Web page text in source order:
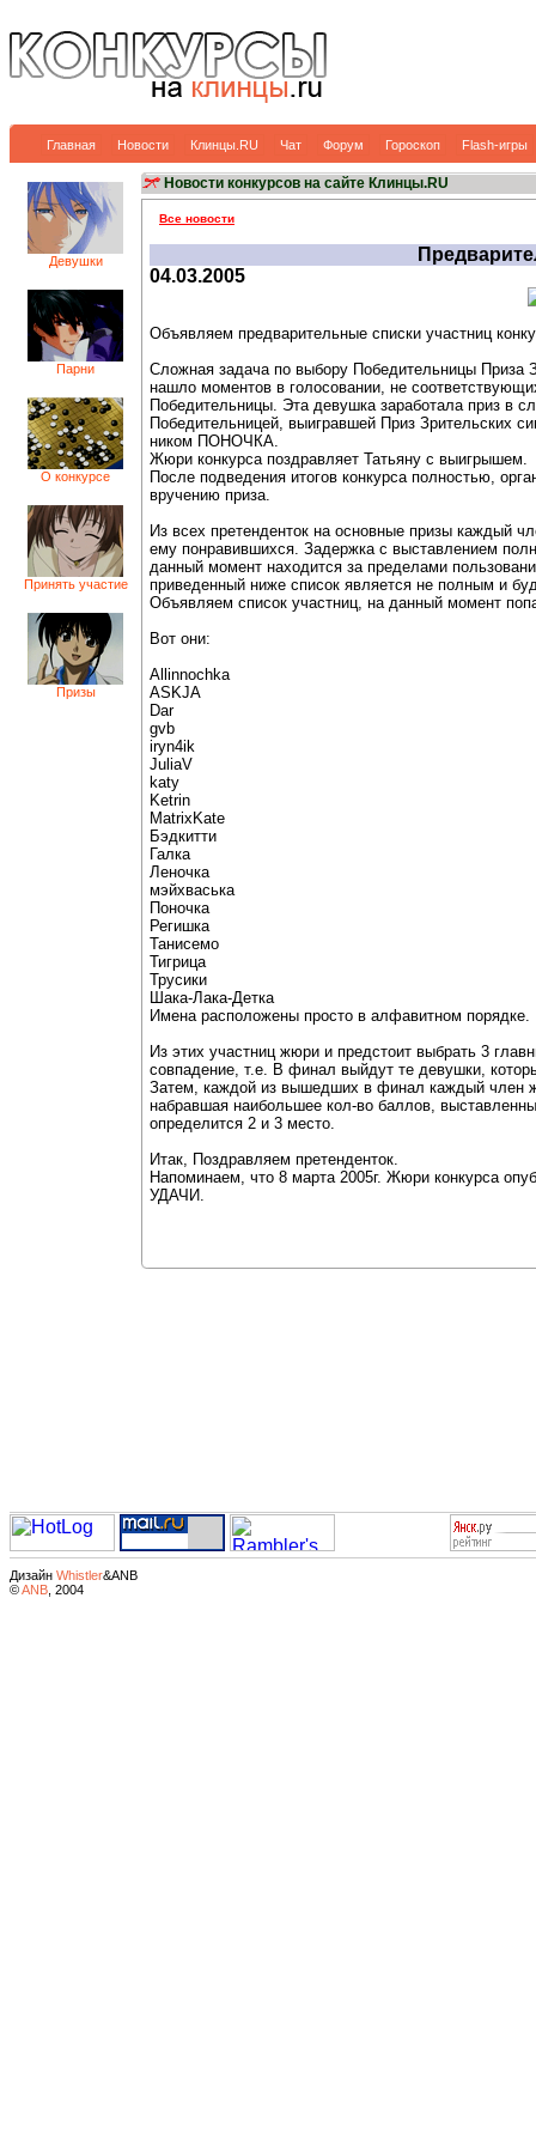
Главная Новости Клинцы.RU Чат Форум Гороскоп Flash-игры
Девушки
Парни
О конкурсе
Принять участие
Призы
Новости конкурсов на сайте Клинцы.RU
Все новости
04.03.2005
Объявляем предварительные списки участниц
Сложная задача по выбору Победительницы Приза
нашло моментов в голосовании, не
Победительницы. Эта девушка заработала приз в
Победительницей, выигравшей Приз Зрительских
ником ПОНОЧКА.
Жюри конкурса поздравляет Татьяну с выигрышем.
После подведения итогов конкурса полностью,
вручению приза.
Из всех претенденток на основные призы каждый
ему понравившихся. Задержка с выставлением
данный момент находится за пределами
приведенный ниже список является не полным и
Объявляем список участниц, на данный момент
Вот они:
Allinnochka
ASKJA
Dar
gvb
iryn4ik
JuliaV
katy
Ketrin
MatrixKate
Бэдкитти
Галка
Леночка
мэйхваська
Поночка
Регишка
Танисемо
Тигрица
Трусики
Шака-Лака-Детка
Имена расположены просто в алфавитном порядке.
Из этих участниц жюри и предстоит выбрать 3
совпадение, т.е. В финал выйдут те девушки,
Затем, каждой из вышедших в финал каждый член
набравшая наибольшее кол-во баллов,
определится 2 и 3 место.
Итак, Поздравляем претенденток.
Напоминаем, что 8 марта 2005г. Жюри конкурса
УДАЧИ.
Дизайн Whistler&ANB
©ANB , 2004